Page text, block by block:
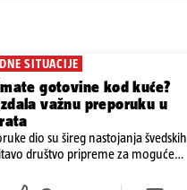
SITUACIJE
gotovine kod kuće?
važnu preporuku u
dio su šireg nastojanja švedskih
društvo pripreme za moguće